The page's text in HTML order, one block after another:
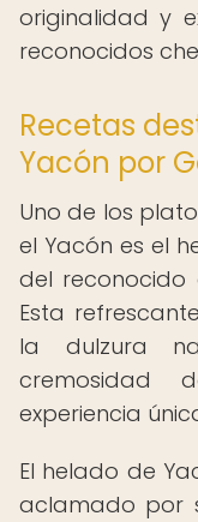
originalidad y
reconocidos
Recetas
Yacón por
Uno de los
el Yacón es el
del reconocido
Esta
la dulzura
cremosidad
experiencia
El helado de
aclamado por